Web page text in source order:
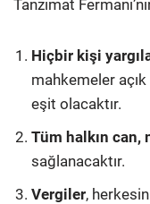
Tanzimat
Hiçbir kişi
mahkemeler
eşit olacaktır.
Tüm halkın
sağlanacaktır.
Vergiler,